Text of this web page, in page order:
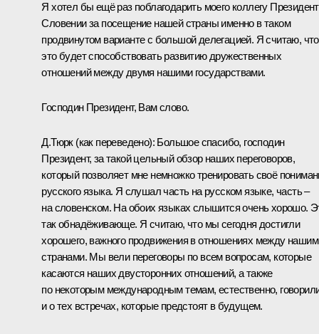
Я хотел бы ещё раз поблагодарить моего коллегу
Словении за посещение нашей страны именно в таком
продвинутом варианте с большой делегацией. Я считаю, что
это будет способствовать развитию дружественных
отношений между двумя нашими государствами.
Господин Президент, Вам слово.
Д.Тюрк (как переведено): Большое спасибо, господин
Президент, за такой цельный обзор наших переговоров,
который позволяет мне немножко тренировать своё
русского языка. Я слушал часть на русском языке, часть –
на словенском. На обоих языках слышится очень хорошо.
так обнадёживающе. Я считаю, что мы сегодня достигли
хорошего, важного продвижения в отношениях между
странами. Мы вели переговоры по всем вопросам, которые
касаются наших двусторонних отношений, а также
по некоторым международным темам, естественно,
и о тех встречах, которые предстоят в будущем.